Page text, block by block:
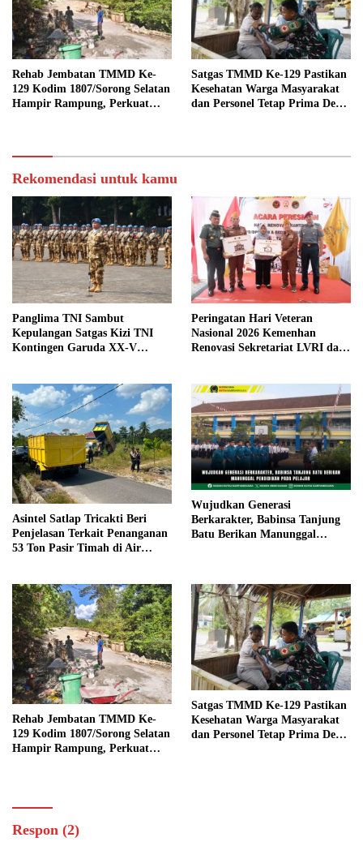
Rehab Jembatan TMMD Ke-
129 Kodim 1807/Sorong Selatan
Hampir Rampung, Perkuat
Satgas TMMD Ke-129 Pastikan
Kesehatan Warga Masyarakat
dan Personel Tetap Prima Demi
Rekomendasi untuk kamu
Panglima TNI Sambut
Kepulangan Satgas Kizi TNI
Kontingen Garuda XX-V
Peringatan Hari Veteran
Nasional 2026 Kemenhan
Renovasi Sekretariat LVRI dan
Asintel Satlap Tricakti Beri
Penjelasan Terkait Penanganan
53 Ton Pasir Timah di Air
Wujudkan Generasi
Berkarakter, Babinsa Tanjung
Batu Berikan Manunggal
Rehab Jembatan TMMD Ke-
129 Kodim 1807/Sorong Selatan
Hampir Rampung, Perkuat
Satgas TMMD Ke-129 Pastikan
Kesehatan Warga Masyarakat
dan Personel Tetap Prima Demi
Respon (2)